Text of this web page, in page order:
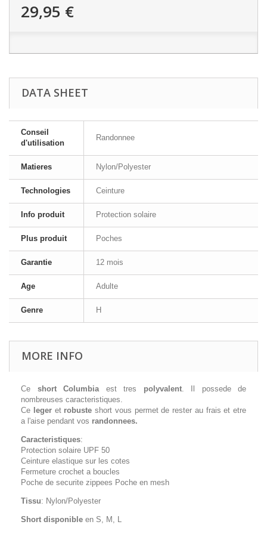
29,95 €
DATA SHEET
Conseil
d'utilisation
Randonnee
Matieres Nylon/Polyester
Technologies Ceinture
Info produit Protection solaire
Plus produit Poches
Garantie 12 mois
Age Adulte
Genre H
MORE INFO
Ce short Columbiaest tres polyvalent. Il possede de
nombreuses caracteristiques.
Ce legeret robuste short vous permet de rester au frais et etre
a l'aise pendant vos randonnees.
Caracteristiques:
Protection solaire UPF 50
Ceinture elastique sur les cotes
Fermeture crochet a boucles
Poche de securite zippees Poche en mesh
Tissu: Nylon/Polyester
Short disponible en S, M, L